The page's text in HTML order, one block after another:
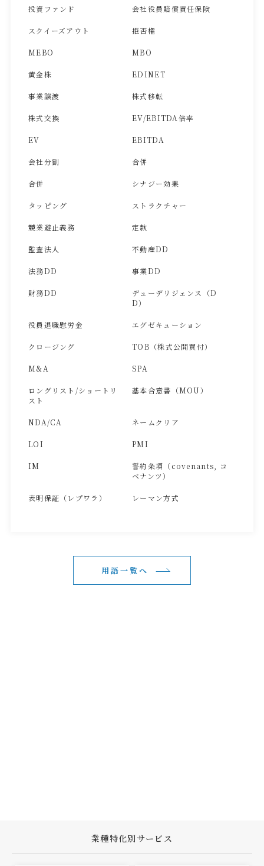
投資ファンド 会社役員賠償責任保険
スクイーズアウト 拒否権
MEBO MBO
黄金株 EDINET
事業譲渡 株式移転
株式交換 EV/EBITDA倍率
EV EBITDA
会社分割 合併
合併 シナジー効果
タッピング ストラクチャー
競業避止義務 定款
監査法人 不動産DD
法務DD 事業DD
財務DD
デューデリジェンス（D
D）
役員退職慰労金 エグゼキューション
クロージング TOB（株式公開買付）
M&A SPA
ロングリスト/ショートリ
スト
基本合意書（MOU）
NDA/CA ネームクリア
LOI PMI
IM
誓約条項（covenants, コ
ベナンツ）
表明保証（レプワラ） レーマン方式
用語一覧へ
業種特化別サービス